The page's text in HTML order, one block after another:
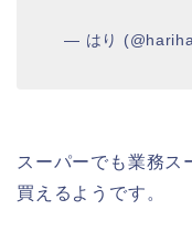
— はり
スーパーでも業務ス
買えるようです。